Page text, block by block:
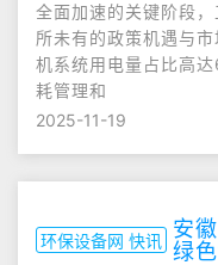
全面加速的关键阶段
所未有的政策机遇与
机系统用电量占比高
耗管理和
2025-11-19
环保设备网 快讯 安
绿